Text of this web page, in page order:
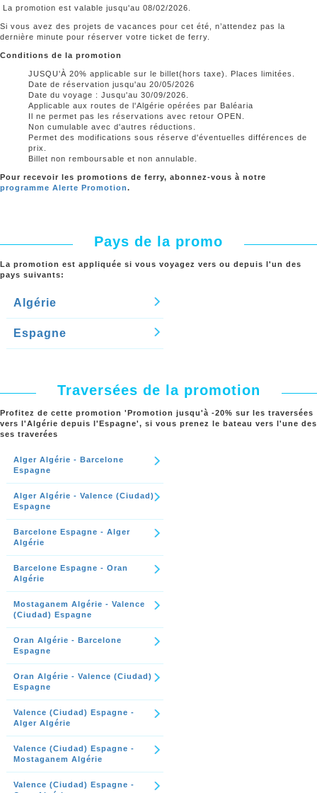
La promotion est valable jusqu'au 08/02/2026.
Si vous avez des projets de vacances pour cet été, n’attendez pas la
dernière minute pour réserver votre ticket de ferry.
Conditions de la promotion
JUSQU'À 20% applicable sur le billet(hors taxe). Places limitées.
Date de réservation jusqu'au 20/05/2026
Date du voyage : Jusqu'au 30/09/2026.
Applicable aux routes de l'Algérie opérées par Baléaria
Il ne permet pas les réservations avec retour OPEN.
Non cumulable avec d'autres réductions.
Permet des modifications sous réserve d'éventuelles différences de
prix.
Billet non remboursable et non annulable.
Pour recevoir les promotions de ferry, abonnez-vous à notre
programme Alerte Promotion.
Pays de la promo
La promotion est appliquée si vous voyagez vers ou depuis l'un des
pays suivants:
Algérie
Espagne
Traversées de la promotion
Profitez de cette promotion 'Promotion jusqu'à -20% sur les traversées
vers l'Algérie depuis l'Espagne', si vous prenez le bateau vers l'une des
ses traverées
Alger Algérie - Barcelone
Espagne
Alger Algérie - Valence (Ciudad)
Espagne
Barcelone Espagne - Alger
Algérie
Barcelone Espagne - Oran
Algérie
Mostaganem Algérie - Valence
(Ciudad) Espagne
Oran Algérie - Barcelone
Espagne
Oran Algérie - Valence (Ciudad)
Espagne
Valence (Ciudad) Espagne -
Alger Algérie
Valence (Ciudad) Espagne -
Mostaganem Algérie
Valence (Ciudad) Espagne -